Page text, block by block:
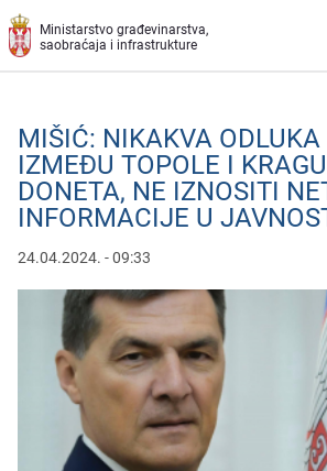
Preskoči na glavni deo sadržaja
Ministarstvo građevinarstva,
saobraćaja i infrastrukture
MIŠIĆ: NIKAKVA ODLUKA
IZMEĐU TOPOLE I
DONETA, NE IZNOSITI
INFORMACIJE U
24.04.2024. - 09:33